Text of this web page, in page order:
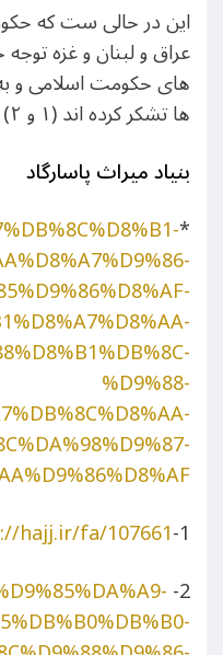
این در حالی ست که
عراق و لبنان و غزه
های حکومت اسلامی و
ها تشکر کرده اند (۱ و ۲)
بنیاد میراث پاسارگاد
*
%D9%88-
1-
hajj.ir/fa/107661
2-